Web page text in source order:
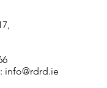
info@rdrd.ie